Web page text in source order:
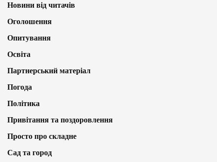
Новини від читачів
Оголошення
Опитування
Освіта
Партнерський матеріал
Погода
Політика
Привітання та поздоровлення
Просто про складне
Сад та город